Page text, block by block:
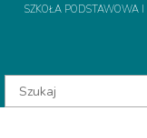
SZKOŁA PODSTAWOWA